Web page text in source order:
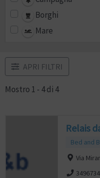
Borghi
Mare
APRI FILTRI
Mostro 1 - 4 di 4
Relais
Bed and
Via